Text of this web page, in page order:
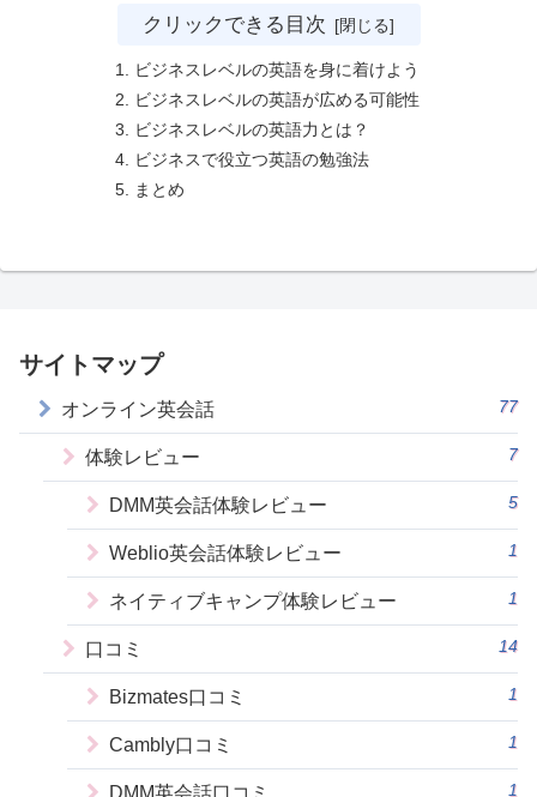
クリックできる目次
ビジネスレベルの英語を身に着けよう
ビジネスレベルの英語が広める可能性
ビジネスレベルの英語力とは？
ビジネスで役立つ英語の勉強法
まとめ
サイトマップ
オンライン英会話 77
体験レビュー 7
DMM英会話体験レビュー 5
Weblio英会話体験レビュー 1
ネイティブキャンプ体験レビュー 1
口コミ 14
Bizmates口コミ 1
Cambly口コミ 1
1